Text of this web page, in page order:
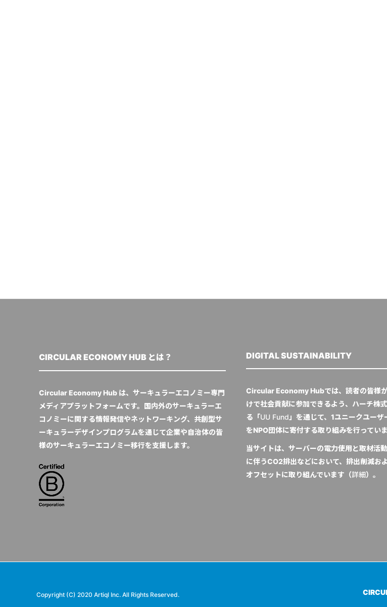
CIRCULAR ECONOMY HUB とは？
Circular Economy Hub は、サーキュラーエコノミー専門
メディアプラットフォームです。国内外のサーキュラーエ
コノミーに関する情報発信やネットワーキング、共創型サ
ーキュラーデザインプログラムを通じて企業や自治体の皆
様のサーキュラーエコノミー移行を支援します。
DIGITAL SUSTAINABILITY
Circular Economy Hubでは、読者の皆様
けで社会貢献に参加できるよう、ハーチ株
る「UU Fund」を通じて、1ユニークユーザ
をNPO団体に寄付する取り組みを行っていま
当サイトは、サーバーの電力使用と取材活
に伴うCO2排出などにおいて、排出削減お
オフセットに取り組んでいます（詳細）。
Copyright (C) 2020 Artiql Inc. All Rights Reserved.